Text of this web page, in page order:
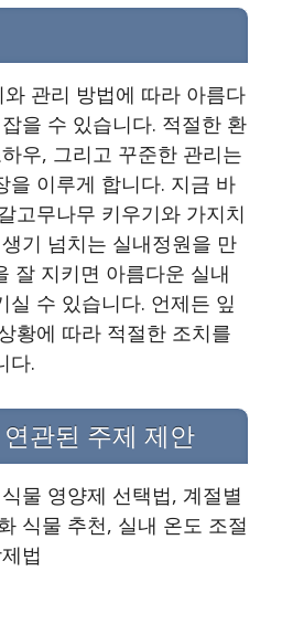
관리 방법에 따라 아름다
을 수 있습니다. 적절한 환
우, 그리고 꾸준한 관리는
을 이루게 합니다. 지금 바
고무나무 키우기와 가지치
기 넘치는 실내정원을 만
잘 지키면 아름다운 실내
실 수 있습니다. 언제든 잎
황에 따라 적절한 조치를
다.
관된 주제 제안
물 영양제 선택법, 계절별
식물 추천, 실내 온도 조절
법